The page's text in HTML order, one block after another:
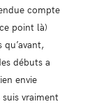
compte
point là)
débuts a
envie
vraiment